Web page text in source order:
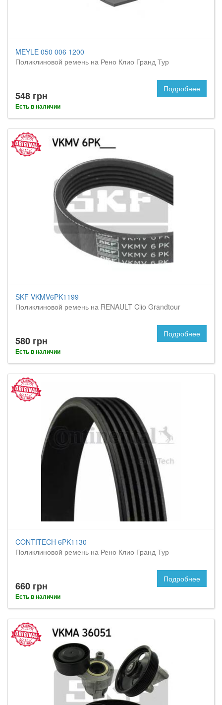
MEYLE 050 006 1200
Поликлиновой ремень на Рено Клио Гранд Тур
548 грн
Есть в наличии
Подробнее
SKF VKMV6PK1199
Поликлиновой ремень на RENAULT Clio Grandtour
580 грн
Есть в наличии
Подробнее
CONTITECH 6PK1130
Поликлиновой ремень на Рено Клио Гранд Тур
660 грн
Есть в наличии
Подробнее